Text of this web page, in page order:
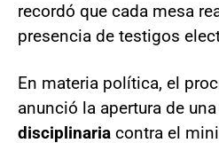
recordó que cada mesa
presencia de testigos
En materia política, el
anunció la apertura de una
disciplinaria contra el